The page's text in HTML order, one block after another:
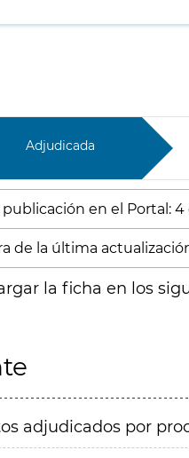
Adjudicada
en el Portal:
de la última
la ficha en los
adjudicados por